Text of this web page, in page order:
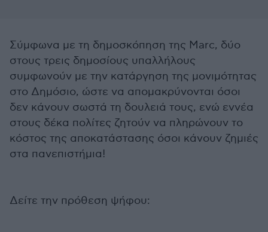
Σύμφωνα με τη δημοσκόπηση της Marc, δύο
στους τρεις δημοσίους υπαλλήλους
συμφωνούν με την κατάργηση της μονιμότητας
στο Δημόσιο, ώστε να απομακρύνονται όσοι
δεν κάνουν σωστά τη δουλειά τους, ενώ εννέα
στους δέκα πολίτες ζητούν να πληρώνουν το
κόστος της αποκατάστασης όσοι κάνουν ζημιές
στα πανεπιστήμια!
Δείτε την πρόθεση ψήφου: